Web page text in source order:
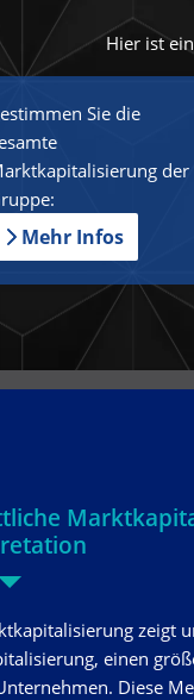
Hier ist
Sie die
der
Mehr Infos
zeigt
einen
Diese